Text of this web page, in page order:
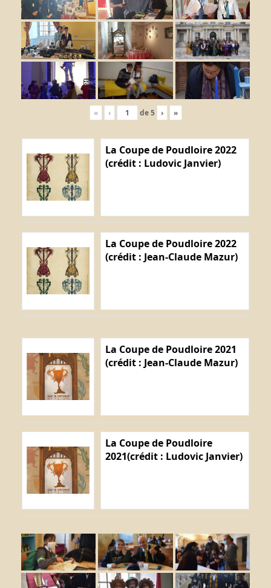
« ‹ de5 › »
La Coupe de Poudloire 2022
(crédit : Ludovic Janvier)
La Coupe de Poudloire 2022
(crédit : Jean-Claude Mazur)
La Coupe de Poudloire 2021
(crédit : Jean-Claude Mazur)
La Coupe de Poudloire
2021(crédit : Ludovic Janvier)